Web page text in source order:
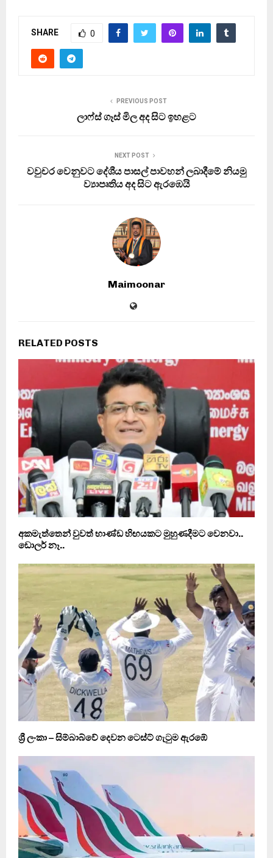
SHARE 0
PREVIOUS POST
ලාෆ්ස් ගෑස් මිල අද සිට ඉහළට
NEXT POST
වවුචර වෙනුවට දේශීය පාසල් පාවහන් ලබාදීමේ නියමු
ව්‍යාපෘතිය අද සිට ඇරඹෙයි
Maimoonar
RELATED POSTS
අකමැත්තෙන් වුවත් භාණ්ඩ හිඟයකට මුහුණදීමට වෙනවා..
ඩොලර් නෑ..
ශ්‍රී ලංකා – සිම්බාබ්වේ දෙවන ටෙස්ට් ගැටුම ඇරඹේ